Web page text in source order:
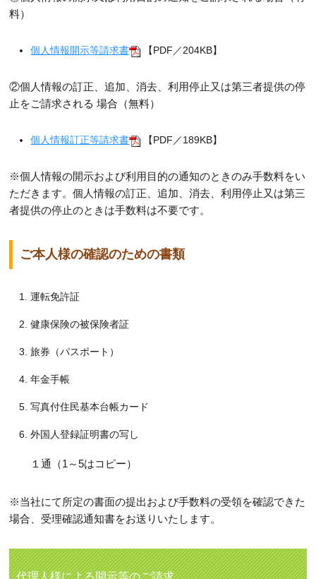
料）
個人情報開示等請求書 【PDF／204KB】
②個人情報の訂正、追加、消去、利用停止又は第三者提供の停
止をご請求される 場合（無料）
個人情報訂正等請求書 【PDF／189KB】
※個人情報の開示および利用目的の通知のときのみ手数料をい
ただきます。個人情報の訂正、追加、消去、利用停止又は第三
者提供の停止のときは手数料は不要です。
ご本人様の確認のための書類
運転免許証
健康保険の被保険者証
旅券（パスポート）
年金手帳
写真付住民基本台帳カード
外国人登録証明書の写し
１通（1～5はコピー）
※当社にて所定の書面の提出および手数料の受領を確認できた
場合、受理確認通知書をお送りいたします。